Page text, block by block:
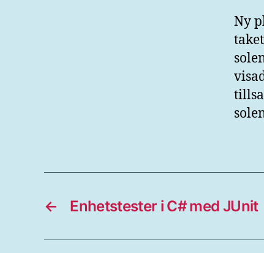
Ny
← Enhetstester i C# med JUnit